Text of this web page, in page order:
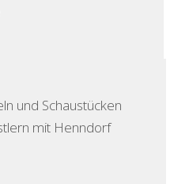
und Schaustücken
mit Henndorf